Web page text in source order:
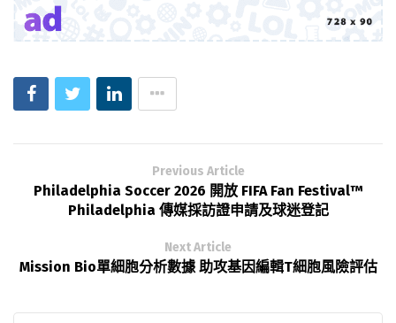
Previous Article
Philadelphia Soccer 2026 開放 FIFA Fan Festival™
Philadelphia 傳媒採訪證申請及球迷登記
Next Article
Mission Bio單細胞分析數據 助攻基因編輯T細胞風險評估